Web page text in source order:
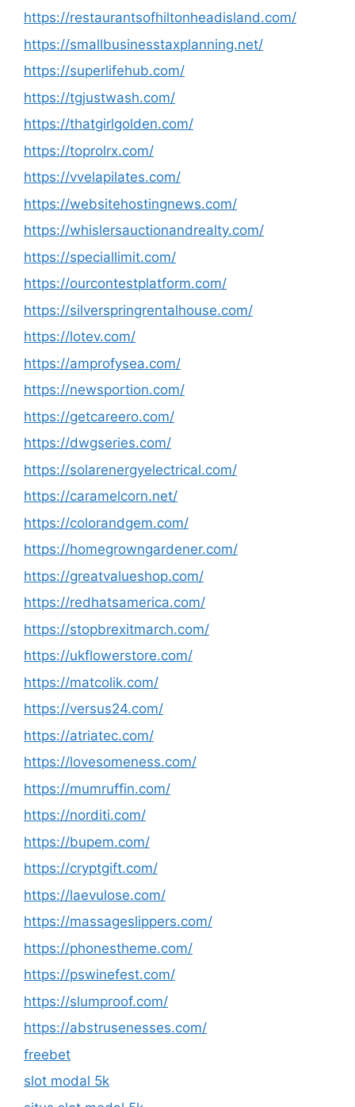
https://restaurantsofhiltonheadisland.com/
https://smallbusinesstaxplanning.net/
https://superlifehub.com/
https://tgjustwash.com/
https://thatgirlgolden.com/
https://toprolrx.com/
https://vvelapilates.com/
https://websitehostingnews.com/
https://whislersauctionandrealty.com/
https://speciallimit.com/
https://ourcontestplatform.com/
https://silverspringrentalhouse.com/
https://lotev.com/
https://amprofysea.com/
https://newsportion.com/
https://getcareero.com/
https://dwgseries.com/
https://solarenergyelectrical.com/
https://caramelcorn.net/
https://colorandgem.com/
https://homegrowngardener.com/
https://greatvalueshop.com/
https://redhatsamerica.com/
https://stopbrexitmarch.com/
https://ukflowerstore.com/
https://matcolik.com/
https://versus24.com/
https://atriatec.com/
https://lovesomeness.com/
https://mumruffin.com/
https://norditi.com/
https://bupem.com/
https://cryptgift.com/
https://laevulose.com/
https://massageslippers.com/
https://phonestheme.com/
https://pswinefest.com/
https://slumproof.com/
https://abstrusenesses.com/
freebet
slot modal 5k